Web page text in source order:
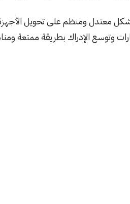
معتدل ومنظم على تحويل الأجهزة
وتوسع الإدراك بطريقة ممتعة